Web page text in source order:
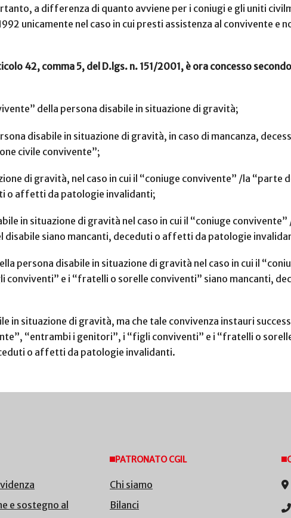
a differenza di quanto avviene per i coniugi e gli uniti
unicamente nel caso in cui presti assistenza al convivente e
42, comma 5, del D.lgs. n. 151/2001, è ora concesso
della persona disabile in situazione di gravità;
disabile in situazione di gravità, in caso di mancanza,
civile convivente”;
di gravità, nel caso in cui il “coniuge convivente” /la “parte
o affetti da patologie invalidanti;
in situazione di gravità nel caso in cui il “coniuge convivente”
siano mancanti, deceduti o affetti da patologie
persona disabile in situazione di gravità nel caso in cui il
conviventi” e i “fratelli o sorelle conviventi” siano mancanti,
in situazione di gravità, ma che tale convivenza instauri
“entrambi i genitori”, i “figli conviventi” e i “fratelli o
o affetti da patologie invalidanti.
e sostegno al
PATRONATO CGIL
Chi siamo
Bilanci